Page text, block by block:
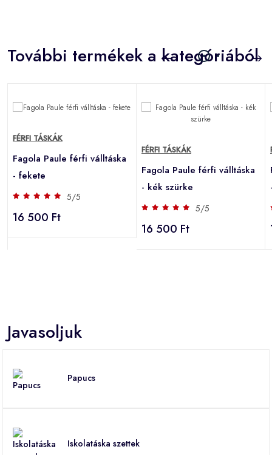
További termékek a kategóriából
FÉRFI TÁSKÁK
Fagola Paule férfi válltáska
- fekete
5/5
16 500 Ft
FÉRFI TÁSKÁK
Fagola Paule férfi válltáska
- kék szürke
5/5
16 500 Ft
Javasoljuk
Papucs
Iskolatáska szettek